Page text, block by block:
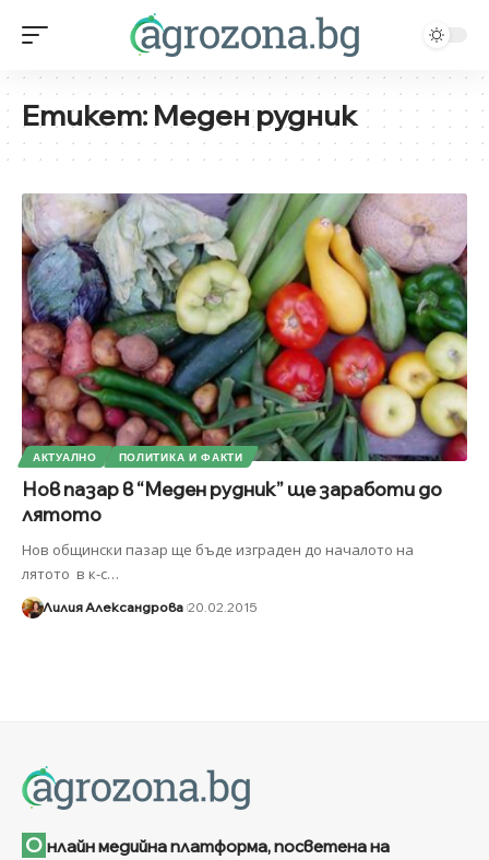
Етикет:Меден рудник
АКТУАЛНО ПОЛИТИКА И ФАКТИ
Нов пазар в “Меден рудник” ще заработи до
лятото
Нов общински пазар ще бъде изграден до началото на
лятото в к-с…
Лилия Александрова 20.02.2015
О нлайн медийна платформа, посветена на